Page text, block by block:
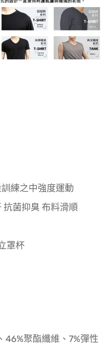
練之中強度運動
抗菌抑臭 布料滑順
罩杯
聚酯纖維、7%彈性